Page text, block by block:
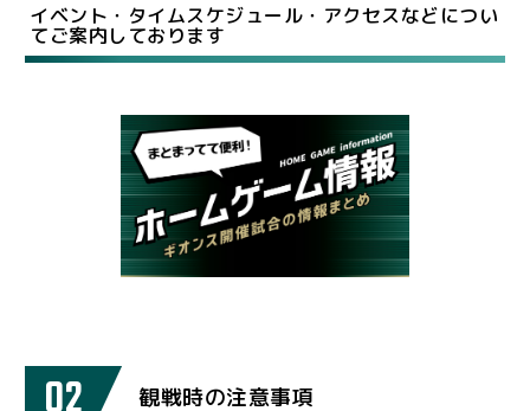
イベント・タイムスケジュール・アクセスなどについ
てご案内しております
観戦時の注意事項